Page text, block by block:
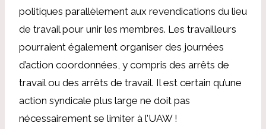
politiques parallèlement aux revendications du lieu
de travail pour unir les membres. Les travailleurs
pourraient également organiser des journées
d’action coordonnées, y compris des arrêts de
travail ou des arrêts de travail. Il est certain qu’une
action syndicale plus large ne doit pas
nécessairement se limiter à l’UAW !